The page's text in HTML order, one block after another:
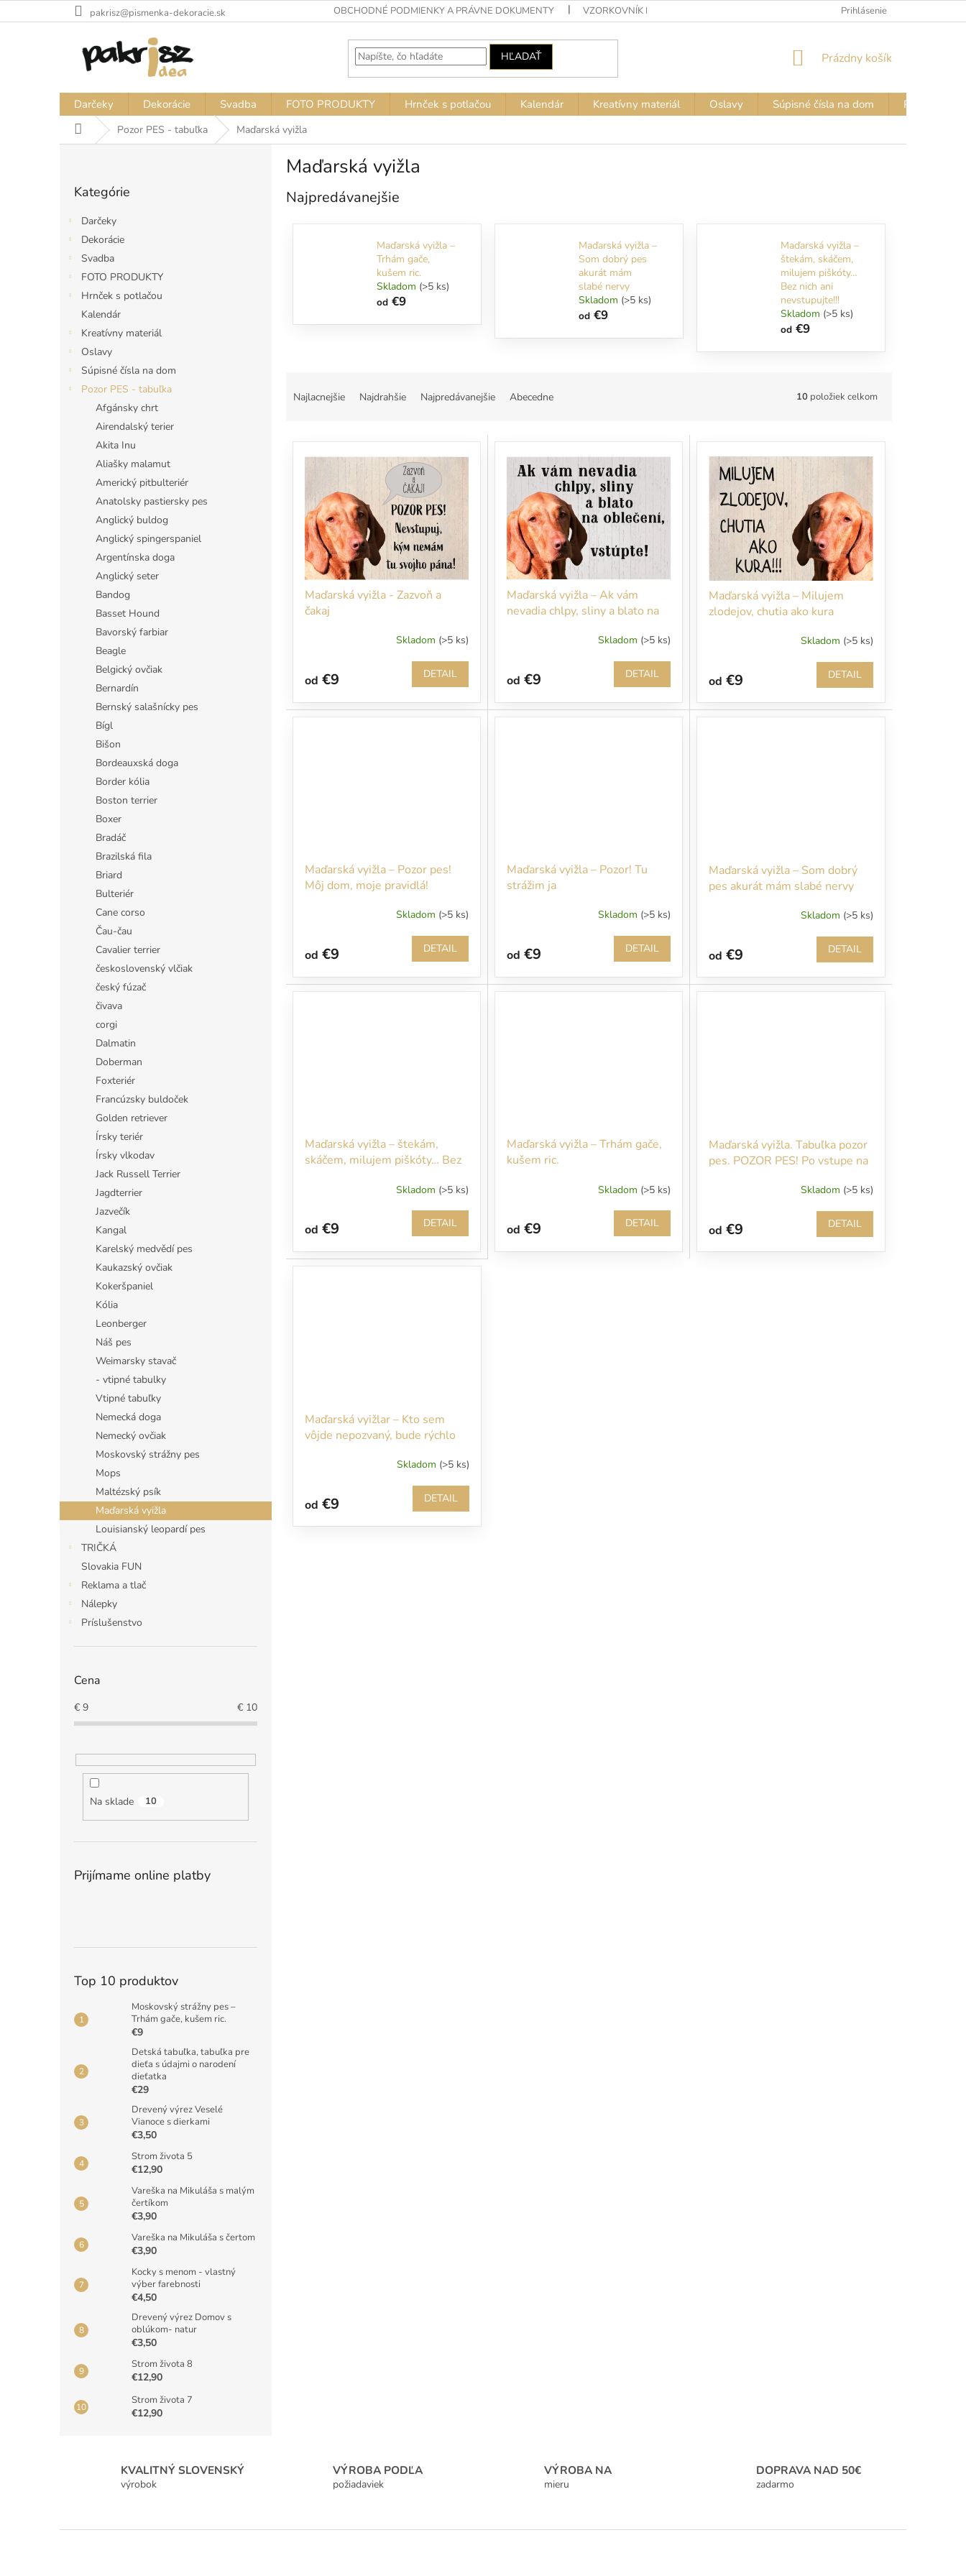
na
pakrisz@pismenka-dekoracie.sk OBCHODNÉ PODMIENKY A PRÁVNE DOKUMENTY VZORKOVNÍK FARIEB VZORKOVNÍK FARIEB – NÁPISY NA TRIČKÁ
Prihlásenie
HĽADAŤ
NÁKUPNÝ
Prázdny košík
Darčeky Dekorácie Svadba FOTO PRODUKTY Hrnček s potlačou Kalendár Kreatívny materiál Oslavy Súpisné čísla na dom Pozor PES -
DomovPozor PES - tabuľka Maďarská vyižla
kategórie
Kategórie
Darčeky
Dekorácie
Svadba
FOTO PRODUKTY
Hrnček s potlačou
Kalendár
Kreatívny materiál
Oslavy
Súpisné čísla na dom
Pozor PES - tabuľka
Afgánsky chrt
Airendalský terier
Akita Inu
Aliašky malamut
Americký pitbulteriér
Anatolsky pastiersky pes
Anglický buldog
Anglický spingerspaniel
Argentínska doga
Anglický seter
Bandog
Basset Hound
Bavorský farbiar
Beagle
Belgický ovčiak
Bernardín
Bernský salašnícky pes
Bígl
Bišon
Bordeauxská doga
Border kólia
Boston terrier
Boxer
Bradáč
Brazilská fila
Briard
Bulteriér
Cane corso
Čau-čau
Cavalier terrier
československý vlčiak
český fúzač
čivava
corgi
Dalmatin
Doberman
Foxteriér
Francúzsky buldoček
Golden retriever
Írsky teriér
Írsky vlkodav
Jack Russell Terrier
Jagdterrier
Jazvečík
Kangal
Karelský medvědí pes
Kaukazský ovčiak
Kokeršpaniel
Kólia
Leonberger
Náš pes
Weimarsky stavač
- vtipné tabulky
Vtipné tabuľky
Nemecká doga
Nemecký ovčiak
Moskovský strážny pes
Mops
Maltézský psík
Maďarská vyižla
Louisianský leopardí pes
TRIČKÁ
Slovakia FUN
Reklama a tlač
Nálepky
Príslušenstvo
Cena
€ 9 € 10
Na sklade 10
Prijímame online platby
Top 10 produktov
Moskovský strážny pes –
Trhám gače, kušem ric.
€9
Detská tabuľka, tabuľka pre
dieťa s údajmi o narodení
dieťatka
€29
Drevený výrez Veselé
Vianoce s dierkami
€3,50
Strom života 5
€12,90
Vareška na Mikuláša s malým
čertíkom
€3,90
Vareška na Mikuláša s čertom
€3,90
Kocky s menom - vlastný
výber farebnosti
€4,50
Drevený výrez Domov s
oblúkom- natur
€3,50
Strom života 8
€12,90
Strom života 7
€12,90
Maďarská vyižla
Najpredávanejšie
Maďarská vyižla –
Trhám gače,
kušem ric.
Skladom (>5 ks)
od €9
Maďarská vyižla –
Som dobrý pes
akurát mám
slabé nervy
Skladom (>5 ks)
od€9
Maďarská vyižla –
štekám, skáčem,
milujem piškóty…
Bez nich ani
nevstupujte!!!
Skladom (>5 ks)
od€9
n
Najlacnejšie Najdrahšie Najpredávanejšie Abecedne 10 položiek celkom
V
Maďarská vyižla - Zazvoň a
čakaj
Skladom (>5 ks)
od €9 DETAIL
Maďarská vyižla – Ak vám
nevadia chlpy, sliny a blato na
Skladom (>5 ks)
od €9 DETAIL
Maďarská vyižla – Milujem
zlodejov, chutia ako kura
Skladom (>5 ks)
od €9 DETAIL
Maďarská vyižla – Pozor pes!
Môj dom, moje pravidlá!
Skladom (>5 ks)
od €9 DETAIL
Maďarská vyižla – Pozor! Tu
strážim ja
Skladom (>5 ks)
od €9 DETAIL
Maďarská vyižla – Som dobrý
pes akurát mám slabé nervy
Skladom (>5 ks)
od €9 DETAIL
Maďarská vyižla – štekám,
skáčem, milujem piškóty… Bez
Skladom (>5 ks)
od €9 DETAIL
Maďarská vyižla – Trhám gače,
kušem ric.
Skladom (>5 ks)
od €9 DETAIL
Maďarská vyižla. Tabuľka pozor
pes. POZOR PES! Po vstupe na
okamžite venovať!Skladom (>5 ks)
od €9 DETAIL
Maďarská vyižlar – Kto sem
vôjde nepozvaný, bude rýchlo
Skladom (>5 ks)
od €9 DETAIL
KVALITNÝ SLOVENSKÝ
výrobok
VÝROBA PODĽA
požiadaviek
VÝROBA NA
mieru
DOPRAVA NAD 50€
zadarmo